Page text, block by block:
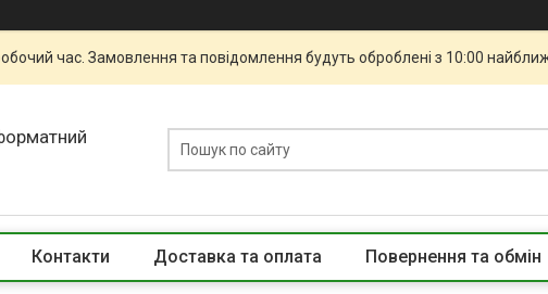
час. Замовлення та повідомлення будуть оброблені з 10:00
Контакти Доставка та оплата Повернення та обмін